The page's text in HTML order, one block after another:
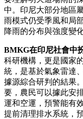
中。印尼大部分地區
雨模式仍受季風和局
降雨的分布與強度變
BMKG在印尼社會中
科研機構，更是國家
統，是基於氣象雷達
據源綜合研判的結果
要，農民可以據此安
運和空運，預警能有
提前清理排水系統，